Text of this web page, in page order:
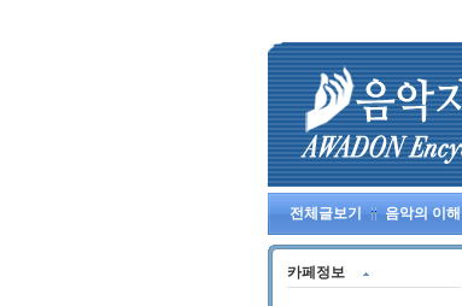
전체글보기 음악의 이해
카페정보